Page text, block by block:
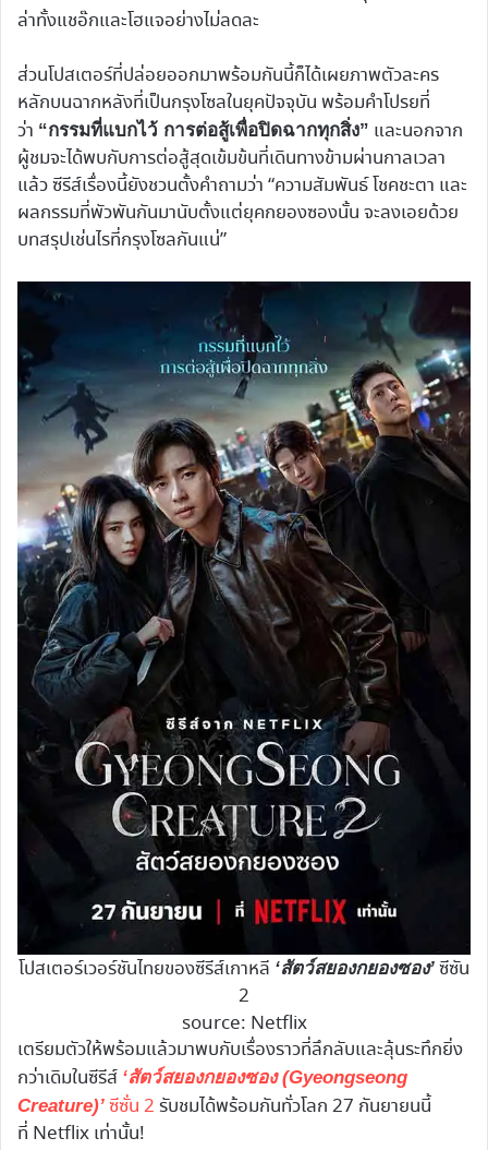
ล่าทั้งแชอ๊กและโฮแจอย่างไม่ลดละ
ส่วนโปสเตอร์ที่ปล่อยออกมาพร้อมกันนี้ก็ได้เผยภาพตัวละคร
หลักบนฉากหลังที่เป็นกรุงโซลในยุคปัจจุบัน พร้อมคำโปรยที่
ว่า “กรรมที่แบกไว้ การต่อสู้เพื่อปิดฉากทุกสิ่ง” และนอกจาก
ผู้ชมจะได้พบกับการต่อสู้สุดเข้มข้นที่เดินทางข้ามผ่านกาลเวลา
แล้ว ซีรีส์เรื่องนี้ยังชวนตั้งคำถามว่า “ความสัมพันธ์ โชคชะตา และ
ผลกรรมที่พัวพันกันมานับตั้งแต่ยุคกยองซองนั้น จะลงเอยด้วย
บทสรุปเช่นไรที่กรุงโซลกันแน่”
โปสเตอร์เวอร์ชันไทยของซีรีส์เกาหลี ‘สัตว์สยองกยองซอง’ ซีซัน
2
source: Netflix
เตรียมตัวให้พร้อมแล้วมาพบกับเรื่องราวที่ลึกลับและลุ้นระทึกยิ่ง
กว่าเดิมในซีรีส์ ‘สัตว์สยองกยองซอง (Gyeongseong
Creature)’ ซีซั่น 2 รับชมได้พร้อมกันทั่วโลก 27 กันยายนนี้
ที่ Netflix เท่านั้น!